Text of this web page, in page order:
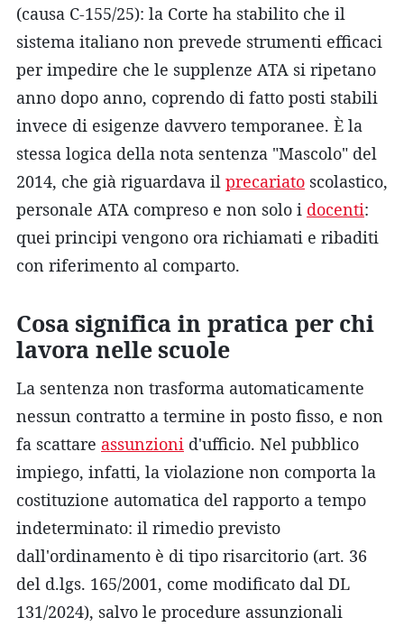
(causa C-155/25): la Corte ha stabilito che il
sistema italiano non prevede strumenti efficaci
per impedire che le supplenze ATA si ripetano
anno dopo anno, coprendo di fatto posti stabili
invece di esigenze davvero temporanee. È la
stessa logica della nota sentenza "Mascolo" del
2014, che già riguardava il precariato scolastico,
personale ATA compreso e non solo i docenti:
quei principi vengono ora richiamati e ribaditi
con riferimento al comparto.
Cosa significa in pratica per chi
lavora nelle scuole
La sentenza non trasforma automaticamente
nessun contratto a termine in posto fisso, e non
fa scattare assunzioni d'ufficio. Nel pubblico
impiego, infatti, la violazione non comporta la
costituzione automatica del rapporto a tempo
indeterminato: il rimedio previsto
dall'ordinamento è di tipo risarcitorio (art. 36
del d.lgs. 165/2001, come modificato dal DL
131/2024), salvo le procedure assunzionali